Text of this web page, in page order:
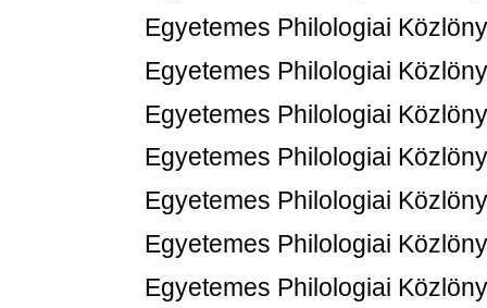
Egyetemes Philologiai
Egyetemes Philologiai
Egyetemes Philologiai
Egyetemes Philologiai
Egyetemes Philologiai
Egyetemes Philologiai
Egyetemes Philologiai